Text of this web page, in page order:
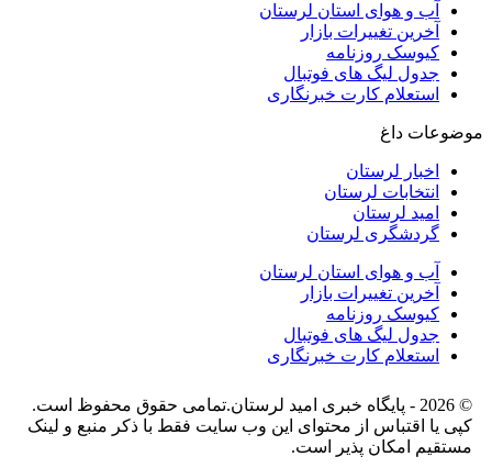
آب و هوای استان لرستان
آخرین تغییرات بازار
کیوسک روزنامه
جدول لیگ های فوتبال
استعلام کارت خبرنگاری
موضوعات داغ
اخبار لرستان
انتخابات لرستان
امید لرستان
گردشگری لرستان
آب و هوای استان لرستان
آخرین تغییرات بازار
کیوسک روزنامه
جدول لیگ های فوتبال
استعلام کارت خبرنگاری
© 2026 - پایگاه خبری اميد لرستان.تمامی حقوق محفوظ است.
کپی یا اقتباس از محتوای این وب سایت فقط با ذکر منبع و لینک
مستقیم امکان پذیر است.